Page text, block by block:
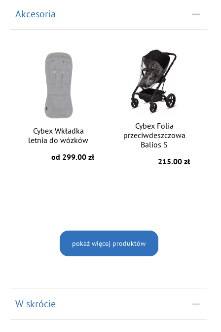
Akcesoria
Cybex Wkładka
letnia do wózków
od 299.00 zł
Cybex Folia
przeciwdeszczowa
Balios S
215.00 zł
pokaż więcej produktów
W skrócie